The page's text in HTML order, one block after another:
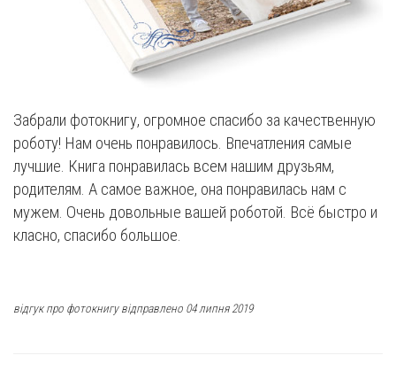
Забрали фотокнигу, огромное спасибо за качественную
роботу! Нам очень понравилось. Впечатления самые
лучшие. Книга понравилась всем нашим друзьям,
родителям. А самое важное, она понравилась нам с
мужем. Очень довольные вашей роботой. Всё быстро и
класно, спасибо большое.
відгук про фотокнигу відправлено 04 липня 2019